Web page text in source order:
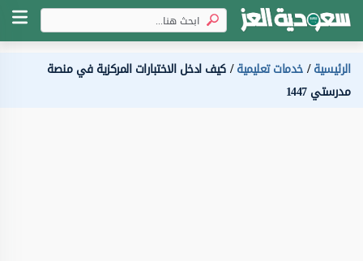
الرئيسية خدمات تعليمية كيف ادخل الاختبارات المركزية في منصة
مدرستي 1447